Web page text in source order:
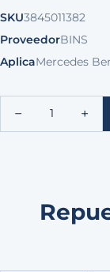
SKU3845011382
ProveedorBINS
AplicaMercedes
− 1 +